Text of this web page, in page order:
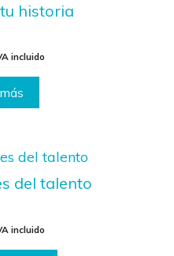
historia
5
incluido
del talento
incluido